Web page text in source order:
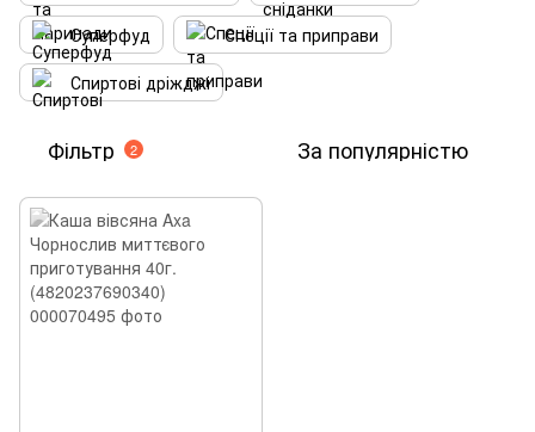
Суперфуд
Спеції та приправи
Спиртові дріжджі
Фільтр 2 За популярністю